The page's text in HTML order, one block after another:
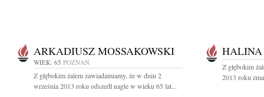
ARKADIUSZ MOSSAKOWSKI
WIEK: 65 POZNAŃ
Z głębokim żalem zawiadamiamy, że w dniu 2
września 2013 roku odszedł nagle w wieku 65 lat...
Z głębokim
2013 roku